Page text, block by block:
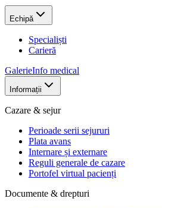
Echipă
Specialiști
Carieră
GalerieInfo medical
Informații
Cazare & sejur
Perioade serii sejururi
Plata avans
Internare și externare
Reguli generale de cazare
Portofel virtual pacienți
Documente & drepturi